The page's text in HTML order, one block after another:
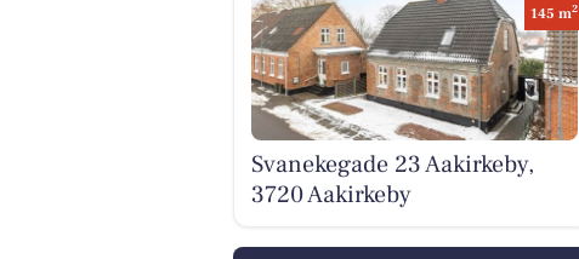
145 m2
Svanekegade 23 Aakirkeby,
3720 Aakirkeby